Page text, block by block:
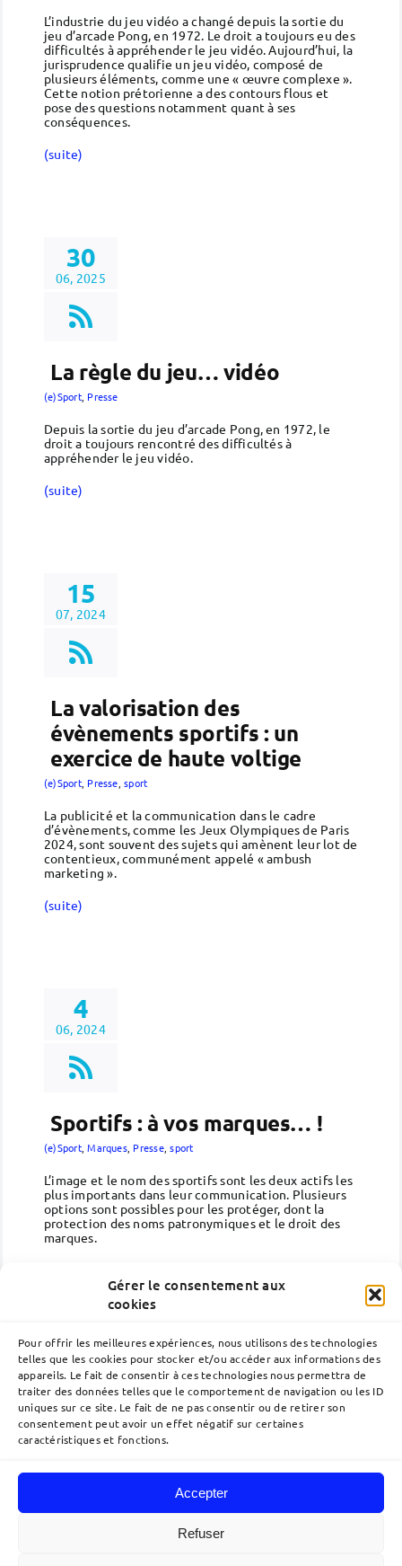
Gérer le consentement aux
cookies
Pour offrir les meilleures expériences, nous utilisons des technologies
telles que les cookies pour stocker et/ou accéder aux informations des
appareils. Le fait de consentir à ces technologies nous permettra de
traiter des données telles que le comportement de navigation ou les ID
uniques sur ce site. Le fait de ne pas consentir ou de retirer son
consentement peut avoir un effet négatif sur certaines
caractéristiques et fonctions.
Accepter
Refuser
L’industrie du jeu vidéo a changé depuis la sortie du
jeu d’arcade Pong, en 1972. Le droit a toujours eu des
difficultés à appréhender le jeu vidéo. Aujourd’hui, la
jurisprudence qualifie un jeu vidéo, composé de
plusieurs éléments, comme une « œuvre complexe ».
Cette notion prétorienne a des contours flous et
pose des questions notamment quant à ses
conséquences.
(suite)
30
06, 2025
La règle du jeu… vidéo
(e)Sport, Presse
Depuis la sortie du jeu d’arcade Pong, en 1972, le
droit a toujours rencontré des difficultés à
appréhender le jeu vidéo.
(suite)
15
07, 2024
La valorisation des
évènements sportifs : un
exercice de haute voltige
(e)Sport, Presse ,sport
La publicité et la communication dans le cadre
d’évènements, comme les Jeux Olympiques de Paris
2024, sont souvent des sujets qui amènent leur lot de
contentieux, communément appelé « ambush
marketing ».
(suite)
4
06, 2024
Sportifs : à vos marques… !
(e)Sport,Marques, Presse,sport
L’image et le nom des sportifs sont les deux actifs les
plus importants dans leur communication. Plusieurs
options sont possibles pour les protéger, dont la
protection des noms patronymiques et le droit des
marques.
Navigation